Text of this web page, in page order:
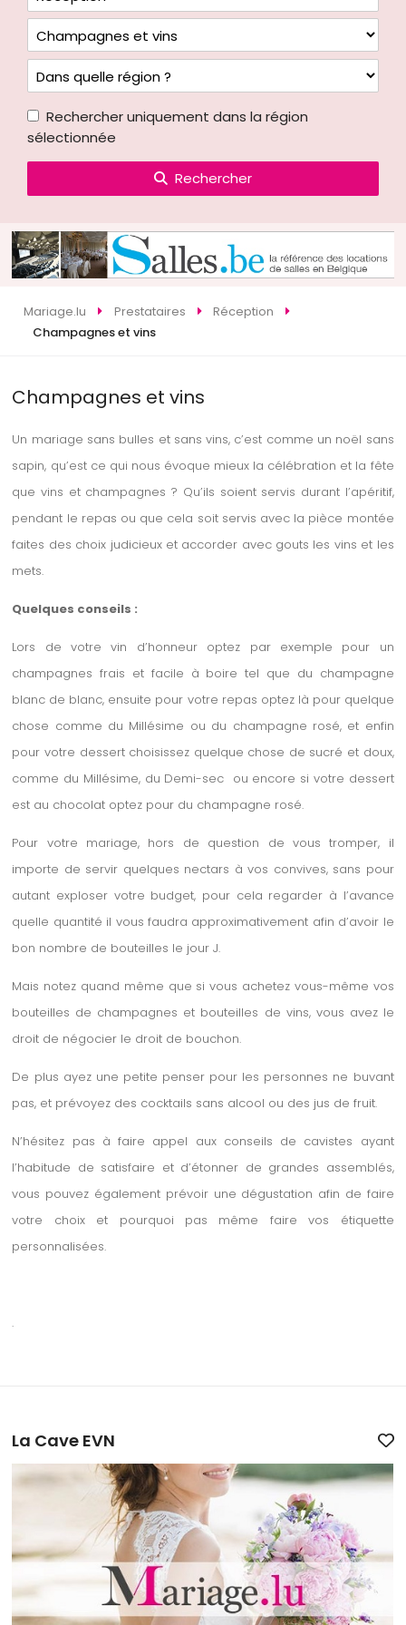
Rechercher uniquement dans la région
sélectionnée
Rechercher
Mariage.lu Prestataires
Réception
Champagnes et vins
Champagnes et vins
Un mariage sans bulles et sans vins, c’est comme un noël sans
sapin, qu’est ce qui nous évoque mieux la célébration et la fête
que vins et champagnes ? Qu’ils soient servis durant l’apéritif,
pendant le repas ou que cela soit servis avec la pièce montée
faites des choix judicieux et accorder avec gouts les vins et les
mets.
Quelques conseils :
Lors de votre vin d’honneur optez par exemple pour un
champagnes frais et facile à boire tel que du champagne
blanc de blanc, ensuite pour votre repas optez là pour quelque
chose comme du Millésime ou du champagne rosé, et enfin
pour votre dessert choisissez quelque chose de sucré et doux,
comme du Millésime, du Demi-sec ou encore si votre dessert
est au chocolat optez pour du champagne rosé.
Pour votre mariage, hors de question de vous tromper, il
importe de servir quelques nectars à vos convives, sans pour
autant exploser votre budget, pour cela regarder à l’avance
quelle quantité il vous faudra approximativement afin d’avoir le
bon nombre de bouteilles le jour J.
Mais notez quand même que si vous achetez vous-même vos
bouteilles de champagnes et bouteilles de vins, vous avez le
droit de négocier le droit de bouchon.
De plus ayez une petite penser pour les personnes ne buvant
pas, et prévoyez des cocktails sans alcool ou des jus de fruit.
N’hésitez pas à faire appel aux conseils de cavistes ayant
l’habitude de satisfaire et d’étonner de grandes assemblés,
vous pouvez également prévoir une dégustation afin de faire
votre choix et pourquoi pas même faire vos étiquette
personnalisées.
.
La Cave EVN